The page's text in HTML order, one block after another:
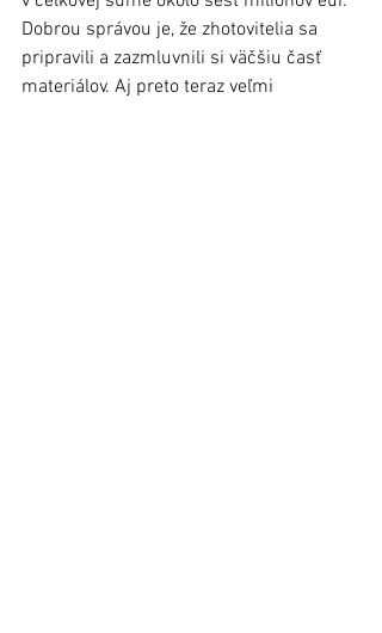
Dobrou správou je, že zhotovitelia sa
pripravili a zazmluvnili si väčšiu časť
materiálov. Aj preto teraz veľmi